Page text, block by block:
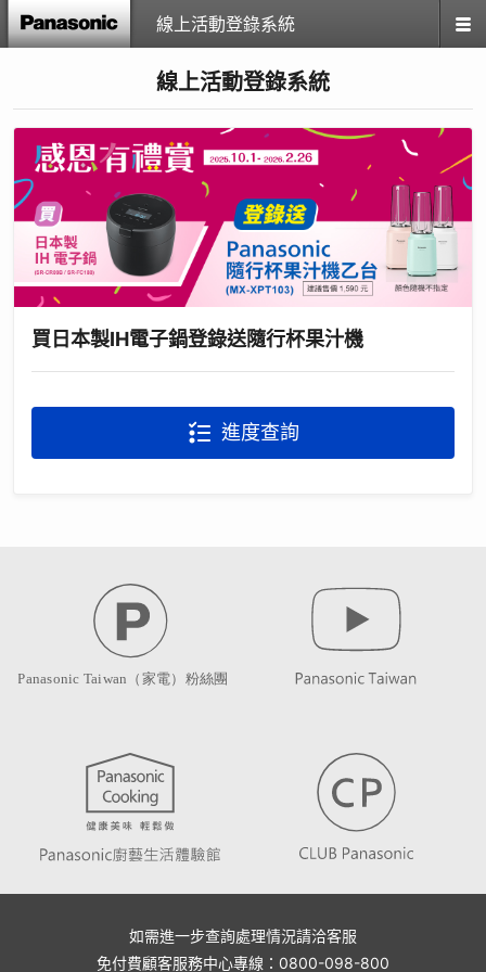
線上活動登錄系統
線上活動登錄系統
買日本製IH電子鍋登錄送隨行杯果汁機
進度查詢
如需進一步查詢處理情況請洽客服
免付費顧客服務中心專線：0800-098-800